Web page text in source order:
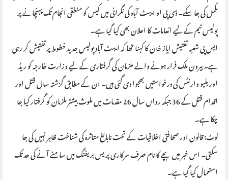
مکمل کی جا سکے۔ ڈی پی او ایبٹ آباد کی نگرانی میں کیس کو منطقی انجام تک پہنچانے پر
پولیس ٹیم کے لیے انعامات کا اعلان بھی کیا گیا ہے۔
ایس پی شعبہ تفتیش ایاز خان کا کہنا تھا کہ ایبٹ آباد پولیس جدید خطوط پر تفتیش کر رہی
ہے۔ بیرون ملک فرار ہونے والے ملزمان کی گرفتاری کے لیے وزارت خارجہ کو ریڈ
اور بلیو وارنٹس کی درخواستیں بھجوا دی گئی ہیں۔ ان کے مطابق گزشتہ سال قتل اور
اقدام قتل کے 36 جبکہ رواں سال 26 مقدمات میں ملوث بیشتر ملزمان کو گرفتار کیا جا
چکا ہے۔
نوٹ: قانون اور صحافتی اخلاقیات کے تحت نابالغ متاثرہ کی شناخت ظاہر نہیں کی جا
سکتی۔ اس خبر میں بچے کا نام صرف سرکاری پریس بریفنگ میں سامنے آنے کی حد تک
استعمال کیا گیا ہے۔